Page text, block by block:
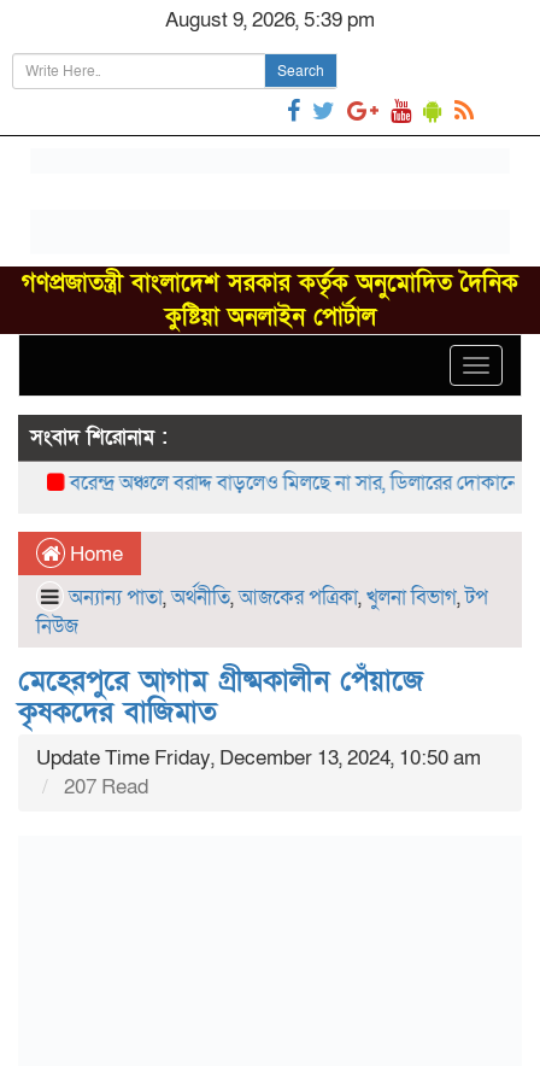
August 9, 2026, 5:39 pm
Search
গণপ্রজাতন্ত্রী বাংলাদেশ সরকার কর্তৃক অনুমোদিত দৈনিক
কুষ্টিয়া অনলাইন পোর্টাল
Toggle
সংবাদ শিরোনাম :
বরেন্দ্র অঞ্চলে বরাদ্দ বাড়লেও মিলছে না সার, ডিলারের দোকানে
Home
অন্যান্য পাতা,অর্থনীতি,আজকের পত্রিকা,খুলনা বিভাগ,টপ
নিউজ
মেহেরপুরে আগাম গ্রীষ্মকালীন পেঁয়াজে
কৃষকদের বাজিমাত
Update Time Friday, December 13, 2024, 10:50 am
207 Read